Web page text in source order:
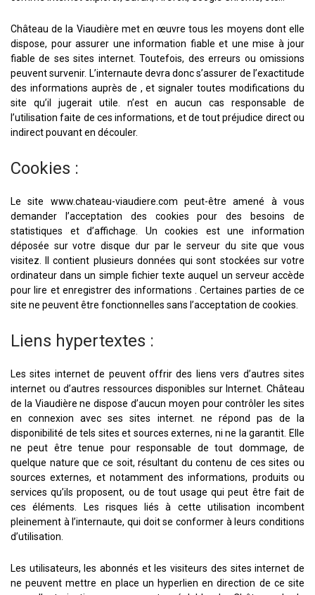
Château de la Viaudière met en œuvre tous les moyens dont elle
dispose, pour assurer une information fiable et une mise à jour
fiable de ses sites internet. Toutefois, des erreurs ou omissions
peuvent survenir. L’internaute devra donc s’assurer de l’exactitude
des informations auprès de , et signaler toutes modifications du
site qu’il jugerait utile. n’est en aucun cas responsable de
l’utilisation faite de ces informations, et de tout préjudice direct ou
indirect pouvant en découler.
Cookies :
Le site www.chateau-viaudiere.com peut-être amené à vous
demander l’acceptation des cookies pour des besoins de
statistiques et d’affichage. Un cookies est une information
déposée sur votre disque dur par le serveur du site que vous
visitez. Il contient plusieurs données qui sont stockées sur votre
ordinateur dans un simple fichier texte auquel un serveur accède
pour lire et enregistrer des informations . Certaines parties de ce
site ne peuvent être fonctionnelles sans l’acceptation de cookies.
Liens hypertextes :
Les sites internet de peuvent offrir des liens vers d’autres sites
internet ou d’autres ressources disponibles sur Internet. Château
de la Viaudière ne dispose d’aucun moyen pour contrôler les sites
en connexion avec ses sites internet. ne répond pas de la
disponibilité de tels sites et sources externes, ni ne la garantit. Elle
ne peut être tenue pour responsable de tout dommage, de
quelque nature que ce soit, résultant du contenu de ces sites ou
sources externes, et notamment des informations, produits ou
services qu’ils proposent, ou de tout usage qui peut être fait de
ces éléments. Les risques liés à cette utilisation incombent
pleinement à l’internaute, qui doit se conformer à leurs conditions
d’utilisation.
Les utilisateurs, les abonnés et les visiteurs des sites internet de
ne peuvent mettre en place un hyperlien en direction de ce site